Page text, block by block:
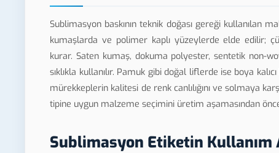
Sublimasyon baskının teknik doğası gereği kullanılan
kumaşlarda ve polimer kaplı yüzeylerde elde edilir;
kurar. Saten kumaş, dokuma polyester, sentetik non-
sıklıkla kullanılır. Pamuk gibi doğal liflerde ise boya
mürekkeplerin kalitesi de renk canlılığını ve solmaya
tipine uygun malzeme seçimini üretim aşamasından
Sublimasyon Etiketin Kullanım